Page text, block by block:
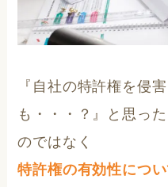
『自社の特許権を侵
も・・・？』と思っ
のではなく
特許権の有効性につ